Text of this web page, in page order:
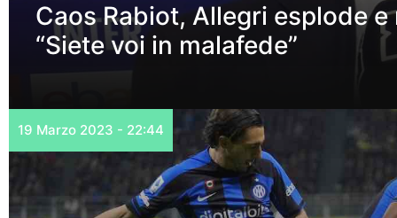
Caos Rabiot, Allegri esplode
“Siete voi in malafede”
19 Marzo 2023 - 22:44